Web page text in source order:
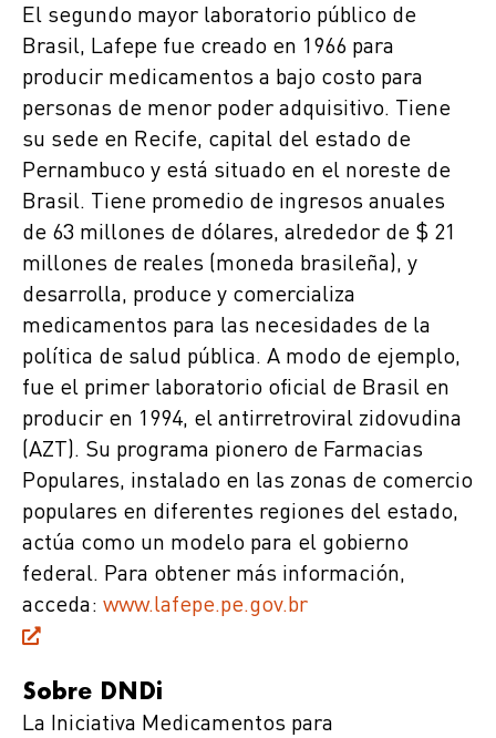
El segundo mayor laboratorio público de
Brasil, Lafepe fue creado en 1966 para
producir medicamentos a bajo costo para
personas de menor poder adquisitivo. Tiene
su sede en Recife, capital del estado de
Pernambuco y está situado en el noreste de
Brasil. Tiene promedio de ingresos anuales
de 63 millones de dólares, alrededor de $ 21
millones de reales (moneda brasileña), y
desarrolla, produce y comercializa
medicamentos para las necesidades de la
política de salud pública. A modo de ejemplo,
fue el primer laboratorio oficial de Brasil en
producir en 1994, el antirretroviral zidovudina
(AZT). Su programa pionero de Farmacias
Populares, instalado en las zonas de comercio
populares en diferentes regiones del estado,
actúa como un modelo para el gobierno
federal. Para obtener más información,
acceda: www.lafepe.pe.gov.br
Sobre DNDi
La Iniciativa Medicamentos para